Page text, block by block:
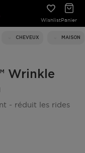
WishlistPanier
CHEVEUX MAISON
Wrinkle
- réduit les rides